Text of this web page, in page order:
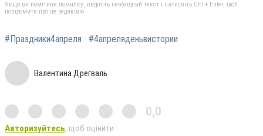
Якщо ви помітили помилку, виділіть необхідний текст і натисніть Ctrl + Enter, щоб
повідомити про це редакцію
#Праздники4апреля #4апреляденьвистории
Валентина Дрегваль
0,0
Авторизуйтесь, щоб оцінити